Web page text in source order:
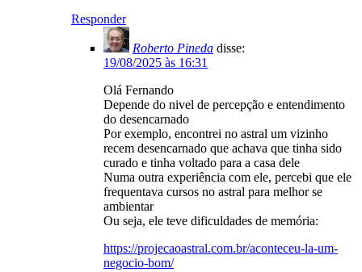
Responder
Roberto Pineda disse:
19/08/2025 às 16:31
Olá Fernando
Depende do nivel de percepção e entendimento
do desencarnado
Por exemplo, encontrei no astral um vizinho
recem desencarnado que achava que tinha sido
curado e tinha voltado para a casa dele
Numa outra experiência com ele, percebi que ele
frequentava cursos no astral para melhor se
ambientar
Ou seja, ele teve dificuldades de memória:
https://projecaoastral.com.br/aconteceu-la-um-
negocio-bom/